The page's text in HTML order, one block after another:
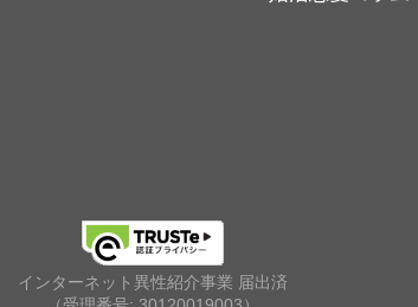
インターネット異性紹介事業 届出済